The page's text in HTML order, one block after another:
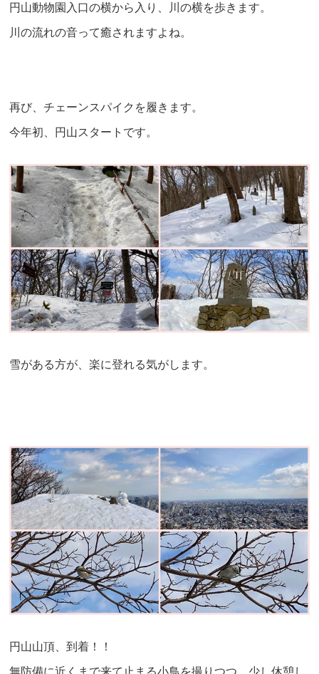
円山動物園入口の横から入り、川の横を歩きます。
川の流れの音って癒されますよね。
再び、チェーンスパイクを履きます。
今年初、円山スタートです。
雪がある方が、楽に登れる気がします。
円山山頂、到着！！
無防備に近くまで来て止まる小鳥を撮りつつ、少し休憩し